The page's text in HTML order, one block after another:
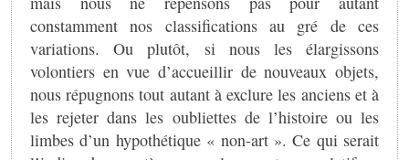
constamment nos classifications au gré de ces
variations. Ou plutôt, si nous les élargissons
volontiers en vue d’accueillir de nouveaux objets,
nous répugnons tout autant à exclure les anciens et à
les rejeter dans les oubliettes de l’histoire ou les
limbes d’un hypothétique « non-art ». Ce qui serait